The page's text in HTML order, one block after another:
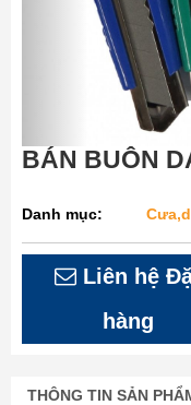
BÁN BUÔN
Danh mục:
Liên hệ
hàng
THÔNG TIN SẢN